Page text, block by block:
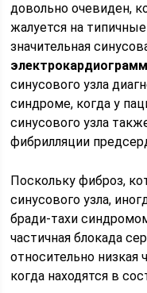
довольно очевиден,
жалуется на
значительная
синусового узла
синдроме, когда у
синусового узла
фибрилляции
Поскольку фиброз,
синусового узла,
бради-тахи
частичная блокада
относительно низкая
когда находятся в